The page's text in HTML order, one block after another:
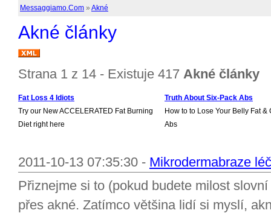
Messaggiamo.Com » Akné
Akné články
Strana 1 z 14 - Existuje 417 Akné články
Fat Loss 4 Idiots
Try our New ACCELERATED Fat Burning
Diet right here
Truth About Six-Pack Abs
How to to Lose Your Belly Fat &
Abs
2011-10-13 07:35:30 - Mikrodermabraze
Přiznejme si to (pokud budete milost
přes akné. Zatímco většina lidí si myslí,